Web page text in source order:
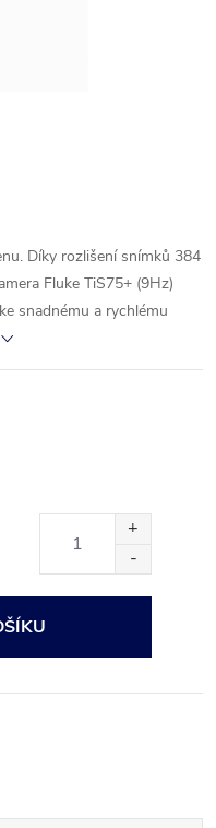
Díky rozlišení snímků 384
Fluke TiS75+ (9Hz)
snadnému a rychlému